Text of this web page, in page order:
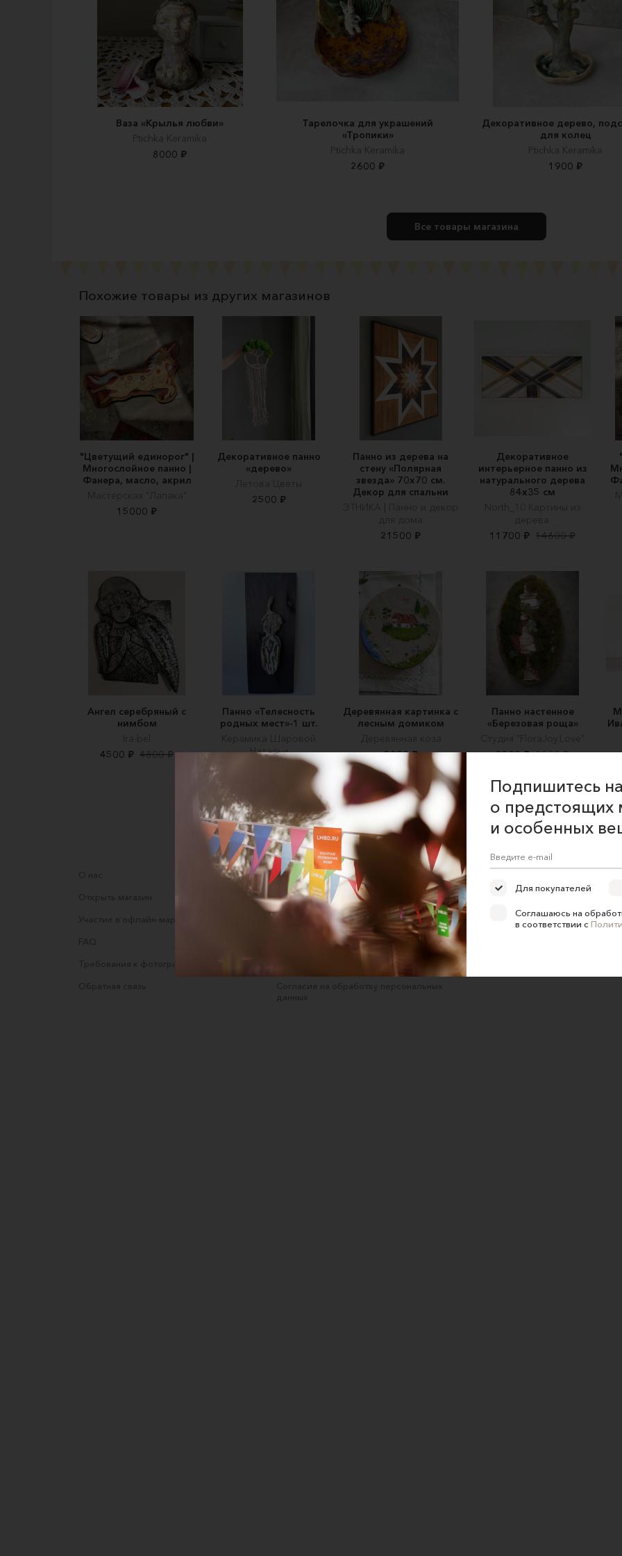
Ваза «Крылья любви»
Ptichka Keramika
8000 ₽
Тарелочка для украшений
«Тропики»
Ptichka Keramika
2600 ₽
Декоративное дерево,
для колец
Ptichka Keramika
1900 ₽
Все товары магазина
Похожие товары из других магазинов
"Цветущий единорог" |
Многослойное панно |
Фанера, масло, акрил
Мастерская "Лапака"
15000 ₽
Декоративное панно
«дерево»
Летова Цветы
2500 ₽
Панно из дерева на
стену «Полярная
звезда» 70х70 см.
Декор для спальни
ЭТНИКА | Панно и декор
для дома
21500 ₽
Декоративное
интерьерное панно из
натурального дерева
84х35 см
North_10 Картины из
дерева.
11700 ₽ 14600 ₽
Ангел серебряный с
нимбом
Ira-bel
4500 ₽ 4800 ₽
Панно «Телесность
родных мест»-1 шт.
Керамика Шаровой
Натальи
Деревянная картинка с
лесным домиком
Деревянная коза
3800 ₽
Панно настенное
«Березовая роща»
Cтудия "FloraJoy.Love"
2200 ₽ 2300 ₽
О нас
Открыть магазин
Участие в офлайн-маркете
FAQ
Требования к фотографиям
Обратная связь
Соглашение об оказании услуг
Правила сайта
Оферта для продавцов
Оферта для покупателей
Согласие на обработку персональных
данных
Подпишитесь
о предстоящих
и особенных
Для покупателей
Соглашаюсь на
в соответствии с